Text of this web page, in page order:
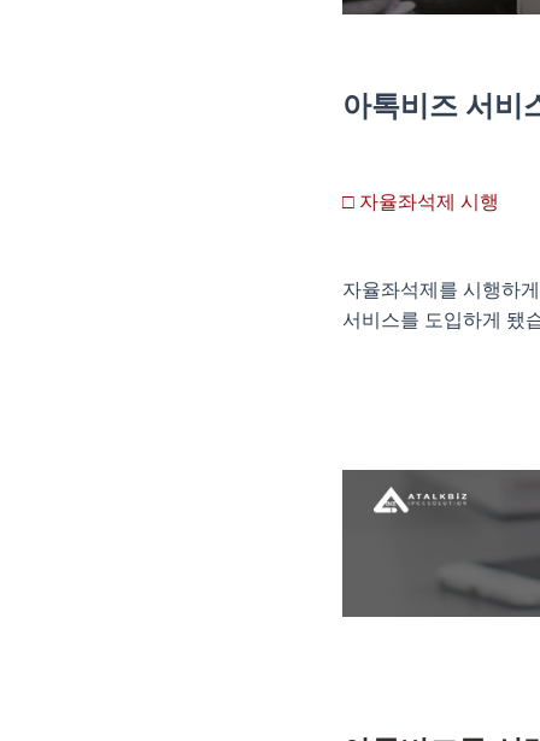
아톡비즈 서비
□ 자율좌석제 시행
자율좌석제를 시행하
서비스를 도입하게 됐